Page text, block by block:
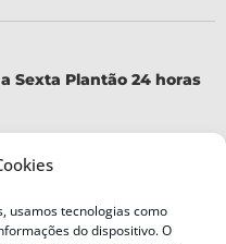
usamos tecnologias como
do dispositivo. O
Sexta Plantão 24 horas